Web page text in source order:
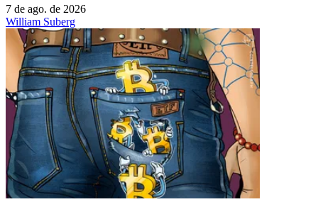
7 de ago. de 2026
William Suberg